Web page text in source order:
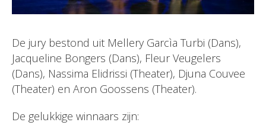
De jury bestond uit Mellery Garcìa Turbi (Dans),
Jacqueline Bongers (Dans), Fleur Veugelers
(Dans), Nassima Elidrissi (Theater), Djuna Couvee
(Theater) en Aron Goossens (Theater).
De gelukkige winnaars zijn: